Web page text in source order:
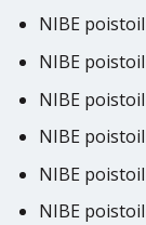
NIBE
NIBE
NIBE
NIBE
NIBE
NIBE